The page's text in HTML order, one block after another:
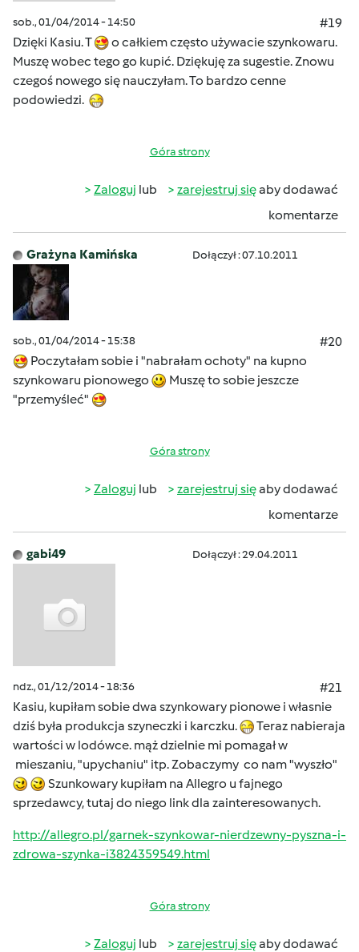
sob., 01/04/2014 - 14:50
#19
Dzięki Kasiu. T
o całkiem często używacie szynkowaru.
Muszę wobec tego go kupić. Dziękuję za sugestie. Znowu
czegoś nowego się nauczyłam. To bardzo cenne
podowiedzi.
Góra strony
Zaloguj lub zarejestruj sięaby dodawać
komentarze
Grażyna Kamińska Dołączył : 07.10.2011
sob., 01/04/2014 - 15:38
#20
Poczytałam sobie i "nabrałam ochoty" na kupno
szynkowaru pionowego
Muszę to sobie jeszcze
"przemyśleć"
Góra strony
Zaloguj lub zarejestruj sięaby dodawać
komentarze
gabi49 Dołączył : 29.04.2011
ndz., 01/12/2014 - 18:36
#21
Kasiu, kupiłam sobie dwa szynkowary pionowe i własnie
dziś była produkcja szyneczki i karczku.
Teraz nabieraja
wartości w lodówce. mąż dzielnie mi pomagał w
mieszaniu, "upychaniu" itp. Zobaczymy co nam "wyszło"
Szunkowary kupiłam na Allegro u fajnego
sprzedawcy, tutaj do niego link dla zainteresowanych.
http://allegro.pl/garnek-szynkowar-nierdzewny-pyszna-i-
zdrowa-szynka-i3824359549.html
Góra strony
Zaloguj lub zarejestruj sięaby dodawać